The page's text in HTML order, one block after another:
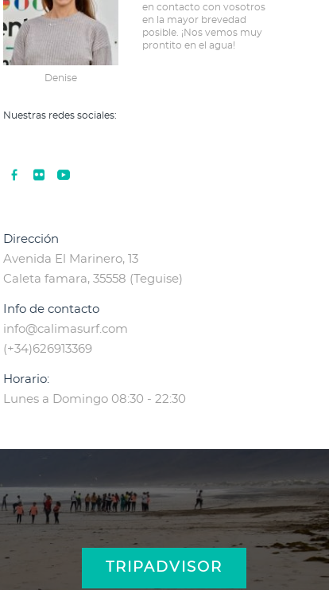
Denise
en contacto con vosotros
en la mayor brevedad
posible. ¡Nos vemos muy
prontito en el agua!
Nuestras redes sociales:
Dirección
Avenida El Marinero, 13
Caleta famara, 35558 (Teguise)
Info de contacto
info@calimasurf.com
(+34)626913369
Horario:
Lunes a Domingo 08:30 - 22:30
TRIPADVISOR